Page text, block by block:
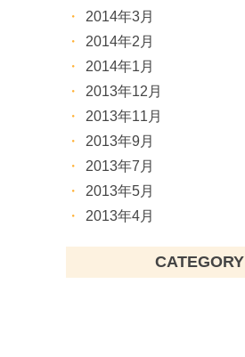
2014年3月
2014年2月
2014年1月
2013年12月
2013年11月
2013年9月
2013年7月
2013年5月
2013年4月
CATEGORY